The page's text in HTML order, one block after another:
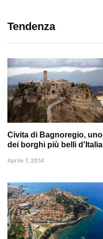
Tendenza
Civita di Bagnoregio, uno
dei borghi più belli d'Italia
Aprile 7, 2014